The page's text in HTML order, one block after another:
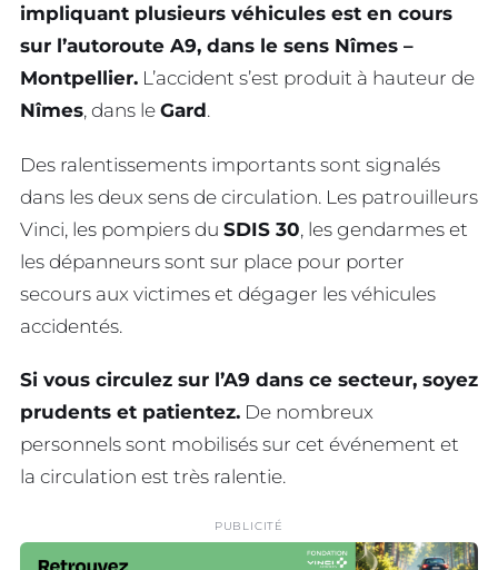
impliquant plusieurs véhicules est en cours
sur l’autoroute A9, dans le sens Nîmes –
Montpellier. L’accident s’est produit à hauteur de
Nîmes, dans le Gard.
Des ralentissements importants sont signalés
dans les deux sens de circulation. Les patrouilleurs
Vinci, les pompiers du SDIS 30, les gendarmes et
les dépanneurs sont sur place pour porter
secours aux victimes et dégager les véhicules
accidentés.
Si vous circulez sur l’A9 dans ce secteur, soyez
prudents et patientez. De nombreux
personnels sont mobilisés sur cet événement et
la circulation est très ralentie.
PUBLICITÉ